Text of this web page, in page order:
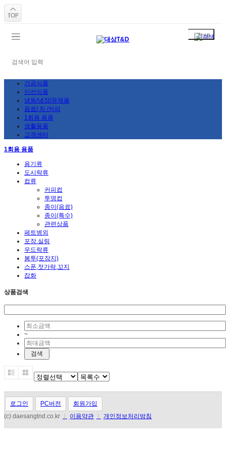
가공식품
신선식품
냉동/냉장/유제품
음료/ 차 /커피
1회용 용품
생활용품
고객센터
1회용 용품
용기류
도시락류
컵류
커피컵
투명컵
종이(음료)
종이(특수)
관련상품
페트병외
포장.실링
우드락류
봉투(포장지)
스푼,젓가락,꼬지
잡화
상품검색
~
로그인 PC버전
회원가입
(c) daesangtnd.co.kr
이용약관 개인정보처리방침